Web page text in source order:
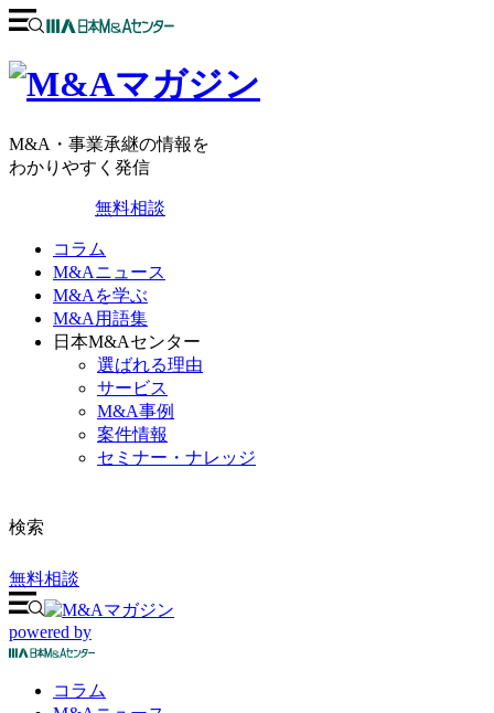
M&A・事業承継の情報を
わかりやすく発信
無料相談
コラム
M&Aニュース
M&Aを学ぶ
M&A用語集
日本M&Aセンター
選ばれる理由
サービス
M&A事例
案件情報
セミナー・ナレッジ
検索
無料相談
powered by
コラム